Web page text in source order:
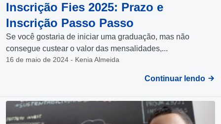
Inscrição Fies 2025: Prazo e
Inscrição Passo Passo
Se você gostaria de iniciar uma graduação, mas não
consegue custear o valor das mensalidades,...
16 de maio de 2024 - Kenia Almeida
Continuar lendo